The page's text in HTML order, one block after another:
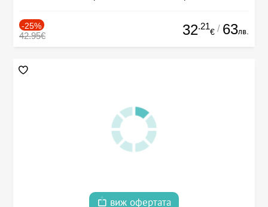
-25%
42.95€ 32.21
€ / 63лв.
виж офертата